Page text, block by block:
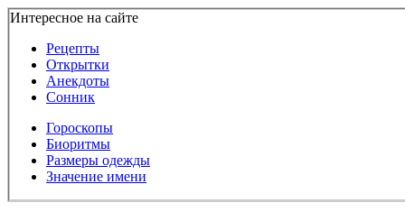
Интересное на сайте
Рецепты
Открытки
Анекдоты
Сонник
Гороскопы
Биоритмы
Размеры одежды
Значение имени